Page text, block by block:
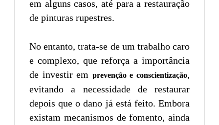
em alguns casos, até para a restauração
de pinturas rupestres.
No entanto, trata-se de um trabalho caro
e complexo, que reforça a importância
de investir em prevenção e conscientização,
evitando a necessidade de restaurar
depois que o dano já está feito. Embora
existam mecanismos de fomento, ainda